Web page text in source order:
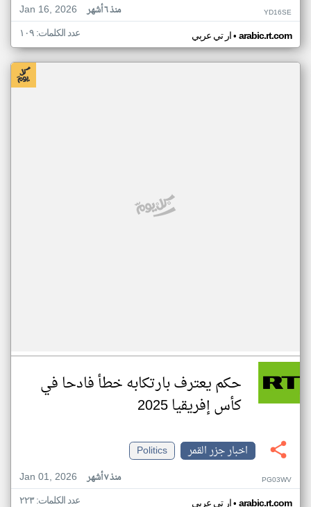
Jan 16, 2026
منذ ٦ أشهر YD16SE
ار تي عربي• arabic.rt.com عدد الكلمات: ١٠٩
حكم يعترف بارتكابه خطأ فادحا في
كأس إفريقيا 2025
اخبار جزر القمر
Politics
Jan 01, 2026
منذ ٧ أشهر PG03WV
ار تي عربي arabic.rt.com عدد الكلمات: ٢٢٣